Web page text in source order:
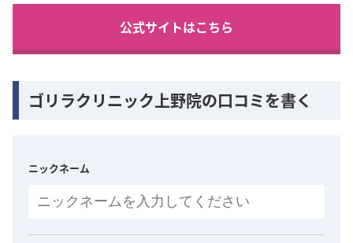
公式サイトはこちら
ゴリラクリニック上野院の口コミを書く
ニックネーム